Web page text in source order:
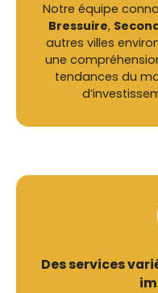
Notre équipe
Bressuire,
autres villes
une
tendances du
Des services